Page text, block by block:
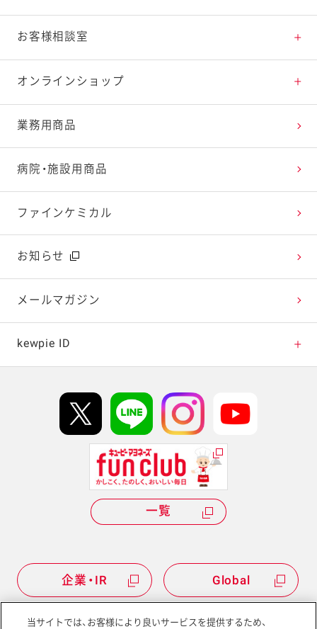
企業・IR Global
料理の基本
特集レシピ
レシピランキング
レシピ動画
今日のレシピギャラリー
新商品・リニューアル品一覧
販売終了商品一覧
体験・エンタメトップ
マヨテラス（見学施設）
オープンキッチン（工場見学）
深谷テラス ヤサイな仲間たちファーム
おたのしみコンテンツ
広告ギャラリー
テレビ・ラジオ
キャンペーン・イベント
お客様相談室
お客様相談室トップ
よくお寄せいただくご質問
お客様の声を活かしました
オンラインショップ
Qummy
キユーピーウエルネス
業務用商品
病院・施設用商品
ファインケミカル
お知らせ
メールマガジン
kewpie ID
Hi! kewpieについて
Qummyについて
一覧
当サイトでは、お客様により良いサービスを提供するため、